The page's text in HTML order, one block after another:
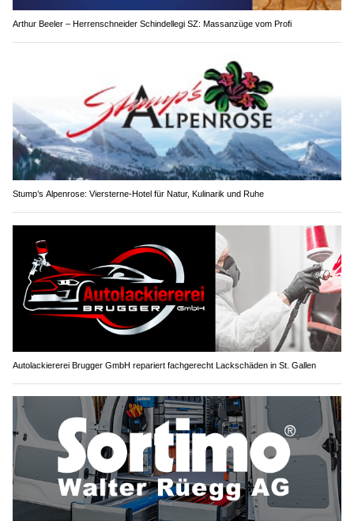
Arthur Beeler – Herrenschneider Schindellegi SZ: Massanzüge vom Profi
Stump’s Alpenrose: Viersterne-Hotel für Natur, Kulinarik und Ruhe
Autolackiererei Brugger GmbH repariert fachgerecht Lackschäden in St. Gallen